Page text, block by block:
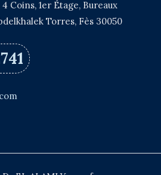
Coins, 1er Étage, Bureaux
Torres, Fès 30050